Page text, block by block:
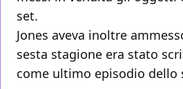
set.
Jones aveva inoltre
sesta stagione era stato
come ultimo episodio dello